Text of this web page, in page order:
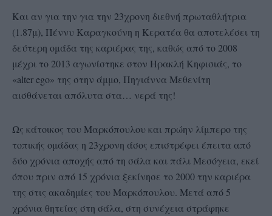
Και αν για την για την 23χρονη διεθνή πρωταθλήτρια
(1.87μ), Πέννυ Καραγκούνη η Κερατέα θα αποτελέσει τη
δεύτερη ομάδα της καριέρας της, καθώς από το 2008
μέχρι το 2013 αγωνίστηκε στον Ηρακλή Κηφισιάς, το
«alter ego» της στην άμμο, Πηγιάννα Μεθενίτη
αισθάνεται απόλυτα στα… νερά της!
Ως κάτοικος του Μαρκόπουλου και πρώην λίμπερο της
τοπικής ομάδας η 23χρονη άσος επιστρέφει έπειτα από
δύο χρόνια αποχής από τη σάλα και πάλι Μεσόγεια, εκεί
όπου πριν από 15 χρόνια ξεκίνησε το 2000 την καριέρα
της στις ακαδημίες του Μαρκόπουλου. Μετά από 5
χρόνια θητείας στη σάλα, στη συνέχεια στράφηκε